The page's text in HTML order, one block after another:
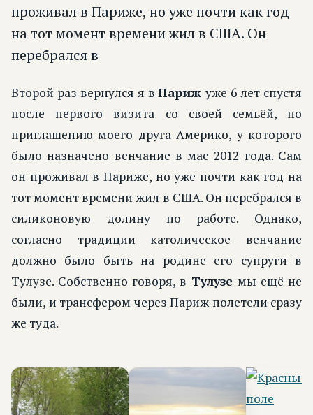
проживал в Париже, но уже почти как год
на тот момент времени жил в США. Он
перебрался в
Второй раз вернулся я вПарижуже 6 лет спустя
после первого визита со своей семьёй, по
приглашению моего друга Америко, у которого
было назначено венчание в мае 2012 года. Сам
он проживал в Париже, но уже почти как год на
тот момент времени жил в США. Он перебрался в
силиконовую долину по работе. Однако,
согласно традиции католическое венчание
должно было быть на родине его супруги в
Тулузе. Собственно говоря, в Тулузе мы ещё не
были, и трансфером через Париж полетели сразу
же туда.